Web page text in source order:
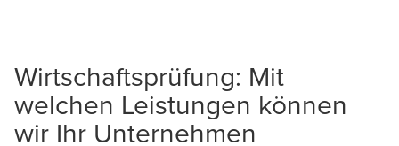
Wirtschaftsprüfung: Mit
welchen Leistungen können
wir Ihr Unternehmen